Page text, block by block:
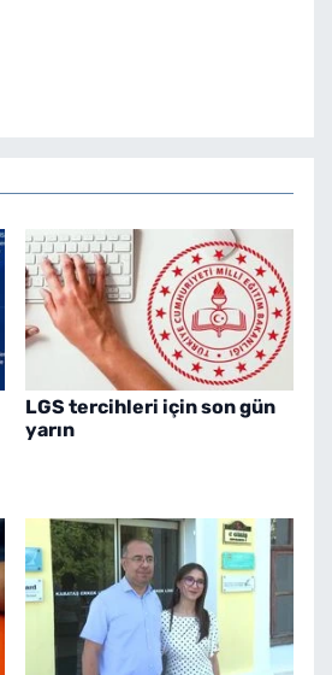
LGS tercihleri için son gün
yarın